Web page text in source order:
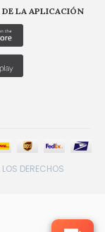
DE LA APLICACIÓN
DERECHOS